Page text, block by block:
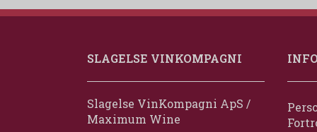
SLAGELSE VINKOMPAGNI
Slagelse VinKompagni ApS /
Maximum Wine